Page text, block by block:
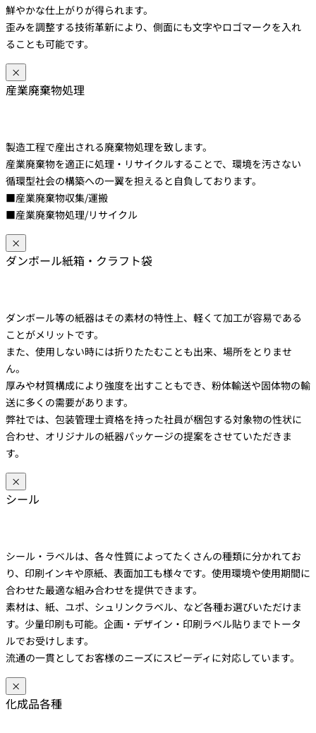
鮮やかな仕上がりが得られます。
歪みを調整する技術革新により、側面にも文字やロゴマークを入れ
ることも可能です。
×
産業廃棄物処理
製造工程で産出される廃棄物処理を致します。
産業廃棄物を適正に処理・リサイクルすることで、環境を汚さない
循環型社会の構築への一翼を担えると自負しております。
■産業廃棄物収集/運搬
■産業廃棄物処理/リサイクル
×
ダンボール紙箱・クラフト袋
ダンボール等の紙器はその素材の特性上、軽くて加工が容易である
ことがメリットです。
また、使用しない時には折りたたむことも出来、場所をとりませ
ん。
厚みや材質構成により強度を出すこともでき、粉体輸送や固体物の輸
送に多くの需要があります。
弊社では、包装管理士資格を持った社員が梱包する対象物の性状に
合わせ、オリジナルの紙器パッケージの提案をさせていただきま
す。
×
シール
シール・ラベルは、各々性質によってたくさんの種類に分かれてお
り、印刷インキや原紙、表面加工も様々です。使用環境や使用期間に
合わせた最適な組み合わせを提供できます。
素材は、紙、ユポ、シュリンクラベル、など各種お選びいただけま
す。少量印刷も可能。企画・デザイン・印刷ラベル貼りまでトータ
ルでお受けします。
流通の一貫としてお客様のニーズにスピーディに対応しています。
×
化成品各種